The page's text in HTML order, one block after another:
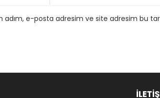
adım, e-posta adresim ve site adresim bu